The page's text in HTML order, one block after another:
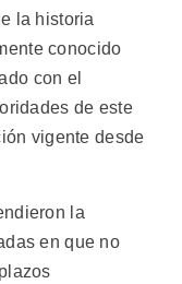
la historia
conocido
con el
de este
vigente desde
la
en que no